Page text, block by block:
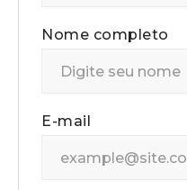
Nome completo
E-mail